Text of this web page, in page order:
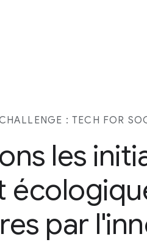
: TECH FOR
les
par